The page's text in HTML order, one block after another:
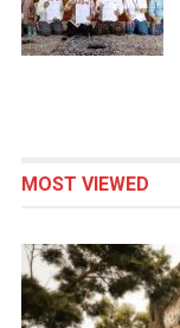
MOST VIEWED